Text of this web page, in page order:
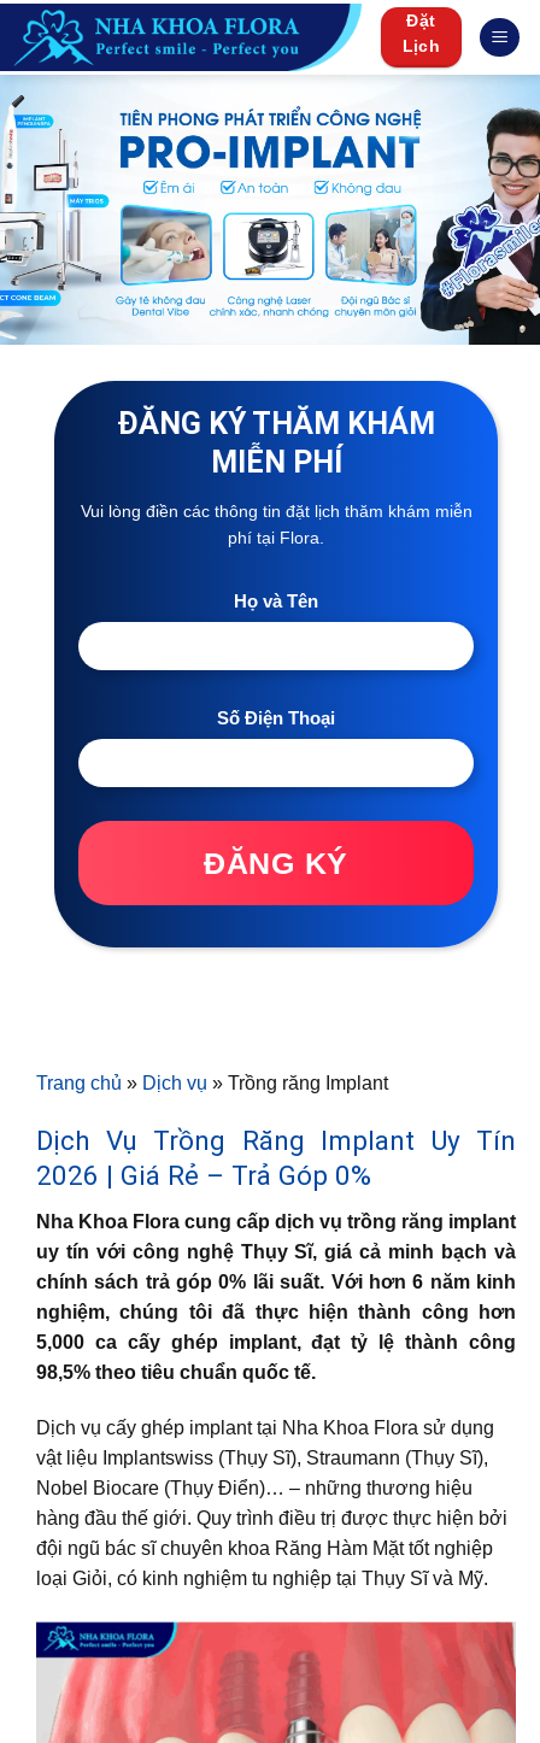
content
Đặt
Lịch
ĐĂNG KÝ THĂM KHÁM
MIỄN PHÍ
Vui lòng điền các thông tin đặt lịch thăm khám miễn
phí tại Flora.
Họ và Tên
Số Điện Thoại
ĐĂNG KÝ
Trang chủ » Dịch vụ » Trồng răng Implant
Dịch Vụ Trồng Răng Implant Uy Tín
2026 | Giá Rẻ – Trả Góp 0%
Nha Khoa Flora cung cấp dịch vụ trồng răng implant
uy tín với công nghệ Thụy Sĩ, giá cả minh bạch và
chính sách trả góp 0% lãi suất. Với hơn 6 năm kinh
nghiệm, chúng tôi đã thực hiện thành công hơn
5,000 ca cấy ghép implant, đạt tỷ lệ thành công
98,5% theo tiêu chuẩn quốc tế.
Dịch vụ cấy ghép implant tại Nha Khoa Flora sử dụng
vật liệu Implantswiss (Thụy Sĩ), Straumann (Thụy Sĩ),
Nobel Biocare (Thụy Điển)… – những thương hiệu
hàng đầu thế giới. Quy trình điều trị được thực hiện bởi
đội ngũ bác sĩ chuyên khoa Răng Hàm Mặt tốt nghiệp
loại Giỏi, có kinh nghiệm tu nghiệp tại Thụy Sĩ và Mỹ.